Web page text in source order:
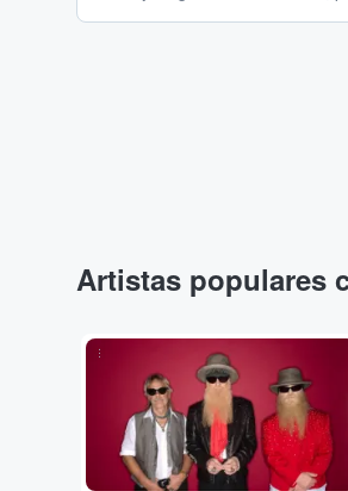
Artistas populares
...